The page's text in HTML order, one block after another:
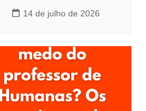
14 de julho de 2026